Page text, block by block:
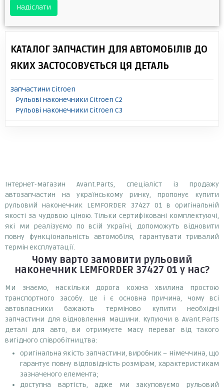
Надіслати
КАТАЛОГ ЗАПЧАСТИН ДЛЯ АВТОМОБІЛІВ ДО
ЯКИХ ЗАСТОСОВУЄТЬСЯ ЦЯ ДЕТАЛЬ
Запчастини Citroen
Рульові наконечники Citroen C2
Рульові наконечники Citroen C3
Інтернет-магазин Avant.Parts, спеціаліст із продажу
автозапчастин на українському ринку, пропонує купити
рульовий наконечник LEMFORDER 37427 01 в оригінальній
якості за чудовою ціною. Тільки сертифіковані комплектуючі,
які ми реалізуємо по всій Україні, допоможуть відновити
повну функціональність автомобіля, гарантувати тривалий
термін експлуатації.
Чому варто замовити рульовий
наконечник LEMFORDER 37427 01 у нас?
Ми знаємо, наскільки дорога кожна хвилина простою
транспортного засобу. Це і є основна причина, чому всі
автовласники бажають терміново купити необхідні
запчастини для відновлення машини. Купуючи в Avant.Parts
деталі для авто, ви отримуєте масу переваг від такого
вигідного співробітництва:
оригінальна якість запчастини, виробник – Німеччина, що
гарантує повну відповідність розмірам, характеристикам
зазначеного елемента;
доступна вартість, адже ми закуповуємо рульовий